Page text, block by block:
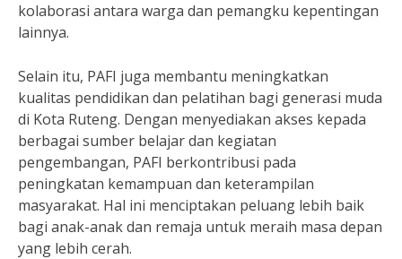
kolaborasi antara warga dan pemangku kepentingan
lainnya.
Selain itu, PAFI juga membantu meningkatkan
kualitas pendidikan dan pelatihan bagi generasi muda
di Kota Ruteng. Dengan menyediakan akses kepada
berbagai sumber belajar dan kegiatan
pengembangan, PAFI berkontribusi pada
peningkatan kemampuan dan keterampilan
masyarakat. Hal ini menciptakan peluang lebih baik
bagi anak-anak dan remaja untuk meraih masa depan
yang lebih cerah.